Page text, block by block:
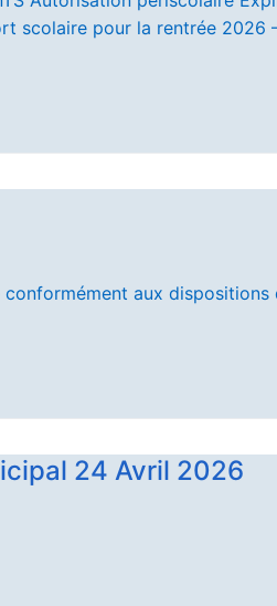
scolaire pour la rentrée 2026
conformément aux
24 Avril 2026